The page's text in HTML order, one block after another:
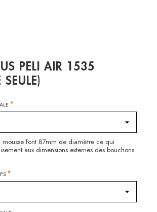
PELI AIR 1535
*
mousse font 87mm de diamètre ce qui
aux dimensions externes des bouchons
*